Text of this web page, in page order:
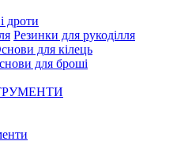
дроти
Резинки для рукоділля
для кілець
для броші